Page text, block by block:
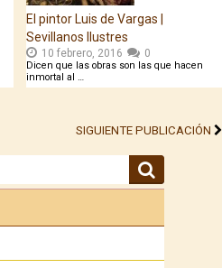
El pintor Luis de Vargas |
Sevillanos Ilustres
10 febrero, 2016 0
Dicen que las obras son las que hacen
inmortal al …
SIGUIENTE PUBLICACIÓN